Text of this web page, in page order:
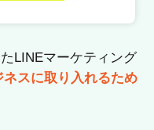
LINEマーケティング
スに取り入れるため